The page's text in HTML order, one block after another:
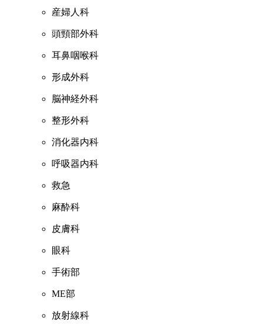
産婦人科
頭頸部外科
耳鼻咽喉科
形成外科
脳神経外科
整形外科
消化器内科
呼吸器内科
救急
麻酔科
皮膚科
眼科
手術部
ME部
放射線科